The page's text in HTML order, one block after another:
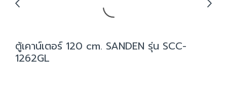
ตู้เคาน์เตอร์ 120 cm. SANDEN รุ่น SCC-
1262GL